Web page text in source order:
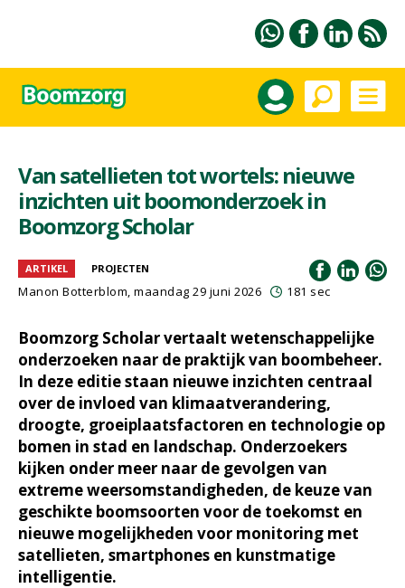
Van satellieten tot wortels: nieuwe
inzichten uit boomonderzoek in
Boomzorg Scholar
ARTIKEL PROJECTEN
Manon Botterblom, maandag 29 juni 2026 181 sec
Boomzorg Scholar vertaalt wetenschappelijke
onderzoeken naar de praktijk van boombeheer.
In deze editie staan nieuwe inzichten centraal
over de invloed van klimaatverandering,
droogte, groeiplaatsfactoren en technologie op
bomen in stad en landschap. Onderzoekers
kijken onder meer naar de gevolgen van
extreme weersomstandigheden, de keuze van
geschikte boomsoorten voor de toekomst en
nieuwe mogelijkheden voor monitoring met
satellieten, smartphones en kunstmatige
intelligentie.